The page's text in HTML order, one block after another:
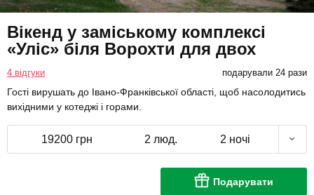
Вікенд у заміському комплексі
«Уліс» біля Ворохти для двох
4 відгуки подарували 24 рази
Гості вирушать до Івано-Франківської області, щоб насолодитись
вихідними у котеджі і горами.
19200 грн 2 люд. 2 ночі
Подарувати